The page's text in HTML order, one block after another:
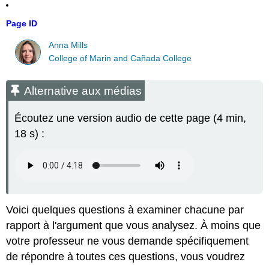
Page ID
Anna Mills
College of Marin and Cañada College
Alternative aux médias
Écoutez une version audio de cette page (4 min,
18 s) :
Voici quelques questions à examiner chacune par
rapport à l'argument que vous analysez. À moins que
votre professeur ne vous demande spécifiquement
de répondre à toutes ces questions, vous voudrez